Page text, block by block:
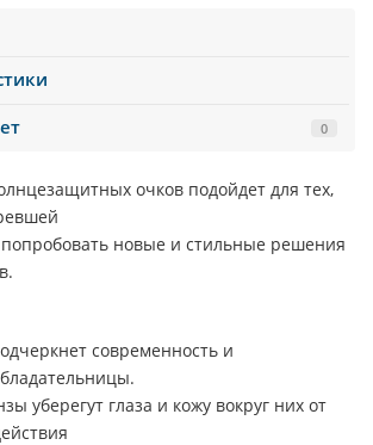
0
очков подойдет для тех,
попробовать новые и стильные решения
современность и
уберегут глаза и кожу вокруг них от